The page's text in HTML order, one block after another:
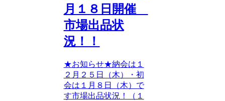
月１８日開催
市場出品状
況！！
★お知らせ★納会は１
２月２５日（木）・初
会は１月８日（木）で
す市場出品状況！（１